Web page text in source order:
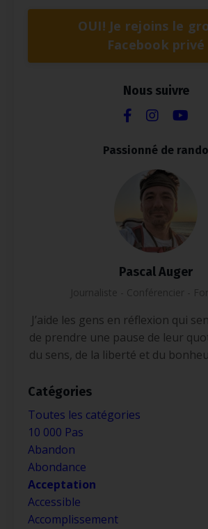
OUI! Je rejoins le
Facebook privé
Nous suivre
Passionné de rando
Pascal Auger
Journaliste - Conférencier -
J’aide les gens en réflexion qui
de prendre une pause de leur
du sens, de la liberté et du
Catégories
Toutes les catégories
10 000 Pas
Abandon
Abondance
Acceptation
Accessible
Accomplissement